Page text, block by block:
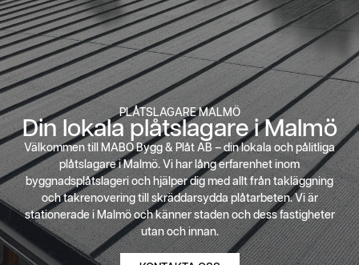
PLÅTSLAGARE MALMÖ
Din lokala plåtslagare i Malmö
Välkommen till MABO Bygg & Plåt AB – din lokala och pålitliga
plåtslagare i Malmö. Vi har lång erfarenhet inom
byggnadsplåtslageri och hjälper dig med allt från takläggning
och takrenovering till skräddarsydda plåtarbeten. Vi är
stationerade i Malmö och känner staden och dess fastigheter
utan och innan.